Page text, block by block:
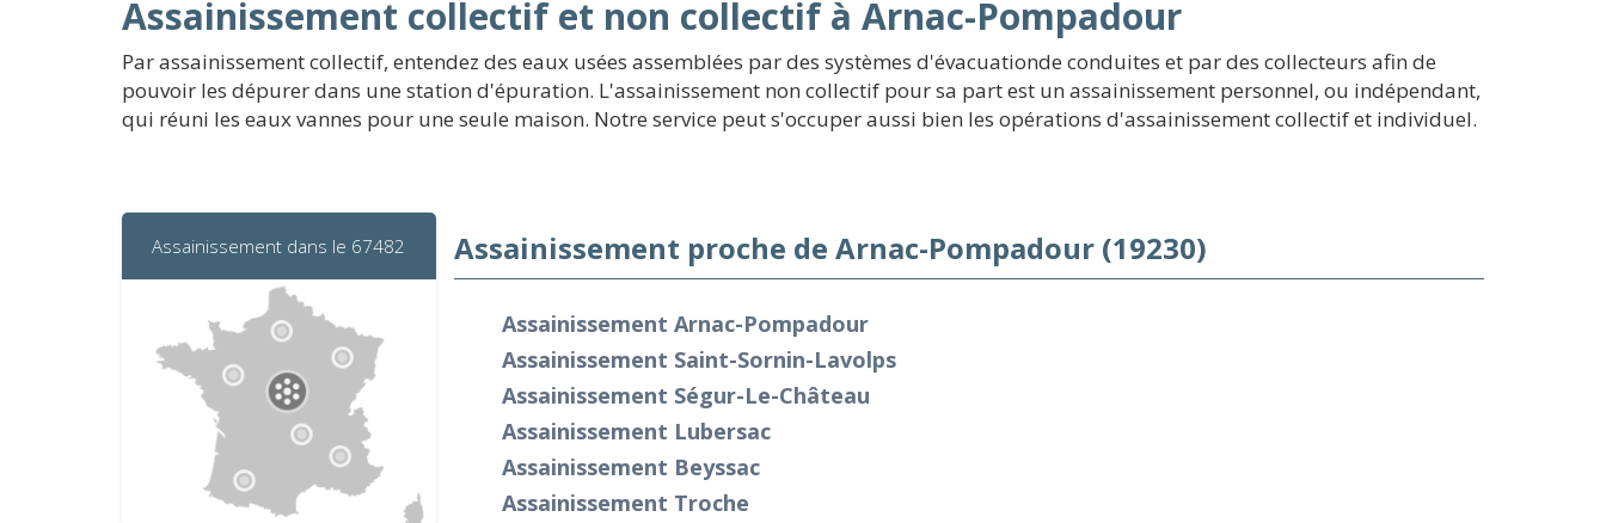
Assainissement collectif et non collectif à Arnac-Pompadour
Par assainissement collectif, entendez des eaux usées assemblées par des systèmes d'évacuationde conduites et par des collecteurs afin de
pouvoir les dépurer dans une station d'épuration. L'assainissement non collectif pour sa part est un assainissement personnel, ou indépendant,
qui réuni les eaux vannes pour une seule maison. Notre service peut s'occuper aussi bien les opérations d'assainissement collectif et individuel.
Assainissement dans le 67482 Assainissement proche de Arnac-Pompadour (19230)
Assainissement Arnac-Pompadour
Assainissement Saint-Sornin-Lavolps
Assainissement Ségur-Le-Château
Assainissement Lubersac
Assainissement Beyssac
Assainissement Troche